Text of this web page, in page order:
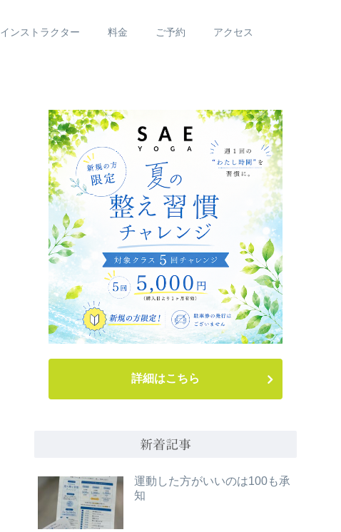
インストラクター 料金 ご予約 アクセス
詳細はこちら
新着記事
運動した方がいいのは100も承
知